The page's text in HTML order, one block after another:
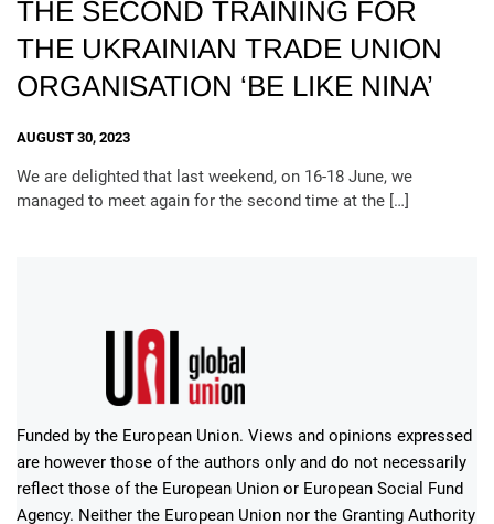
THE SECOND TRAINING FOR
THE UKRAINIAN TRADE UNION
ORGANISATION ‘BE LIKE NINA’
AUGUST 30, 2023
We are delighted that last weekend, on 16-18 June, we
managed to meet again for the second time at the […]
Funded by the European Union. Views and opinions expressed
are however those of the authors only and do not necessarily
reflect those of the European Union or European Social Fund
Agency. Neither the European Union nor the Granting Authority